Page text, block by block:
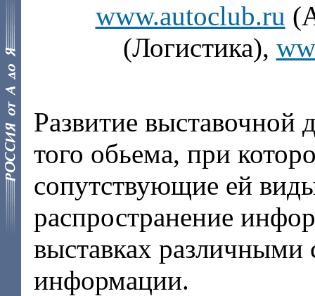
www.autoclub.ru
(Логистика),
Развитие выставочной
того обьема, при
сопутствующие ей
распространение
выставках различными
информации.